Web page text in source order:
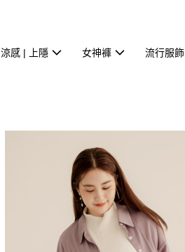
涼感 | 上隱 女神褲 流行服飾